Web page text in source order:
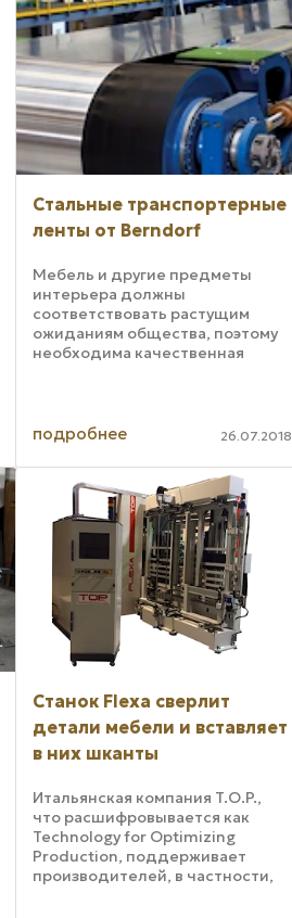
Стальные транспортерные
ленты от Berndorf
Мебель и другие предметы
интерьера должны
соответствовать растущим
ожиданиям общества, поэтому
необходима качественная
производители
промышленности используют ...
подробнее 26.07.2018
Станок Flexa сверлит
детали мебели и вставляет
в них шканты
Итальянская компания T.O.P.,
что расшифровывается как
Technology for Optimizing
Production, поддерживает
производителей, в частности,